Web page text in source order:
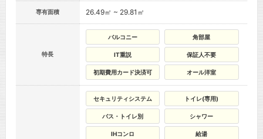
専有面積 26.49㎡ ~ 29.81㎡
特長
バルコニー 角部屋
IT重説 保証人不要
初期費用カード決済可 オール洋室
セキュリティシステム トイレ(専用)
バス・トイレ別 シャワー
IHコンロ 給湯